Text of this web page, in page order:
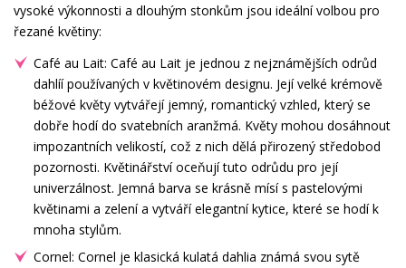
vysoké výkonnosti a dlouhým stonkům jsou ideální volbou pro
řezané květiny:
Café au Lait: Café au Lait je jednou z nejznámějších odrůd
dahlíí používaných v květinovém designu. Její velké krémově
béžové květy vytvářejí jemný, romantický vzhled, který se
dobře hodí do svatebních aranžmá. Květy mohou dosáhnout
impozantních velikostí, což z nich dělá přirozený středobod
pozornosti. Květinářství oceňují tuto odrůdu pro její
univerzálnost. Jemná barva se krásně mísí s pastelovými
květinami a zelení a vytváří elegantní kytice, které se hodí k
mnoha stylům.
Cornel: Cornel je klasická kulatá dahlia známá svou sytě